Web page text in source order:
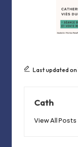
Last updated on
Cath
View All Posts